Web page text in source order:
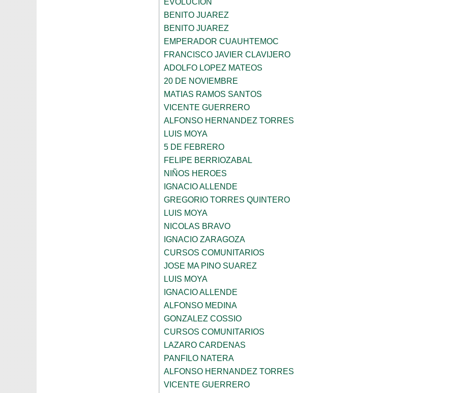
EVOLUCION
BENITO JUAREZ
BENITO JUAREZ
EMPERADOR CUAUHTEMOC
FRANCISCO JAVIER CLAVIJERO
ADOLFO LOPEZ MATEOS
20 DE NOVIEMBRE
MATIAS RAMOS SANTOS
VICENTE GUERRERO
ALFONSO HERNANDEZ TORRES
LUIS MOYA
5 DE FEBRERO
FELIPE BERRIOZABAL
NIÑOS HEROES
IGNACIO ALLENDE
GREGORIO TORRES QUINTERO
LUIS MOYA
NICOLAS BRAVO
IGNACIO ZARAGOZA
CURSOS COMUNITARIOS
JOSE MA PINO SUAREZ
LUIS MOYA
IGNACIO ALLENDE
ALFONSO MEDINA
GONZALEZ COSSIO
CURSOS COMUNITARIOS
LAZARO CARDENAS
PANFILO NATERA
ALFONSO HERNANDEZ TORRES
VICENTE GUERRERO